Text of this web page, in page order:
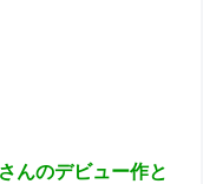
んのデビュー作と